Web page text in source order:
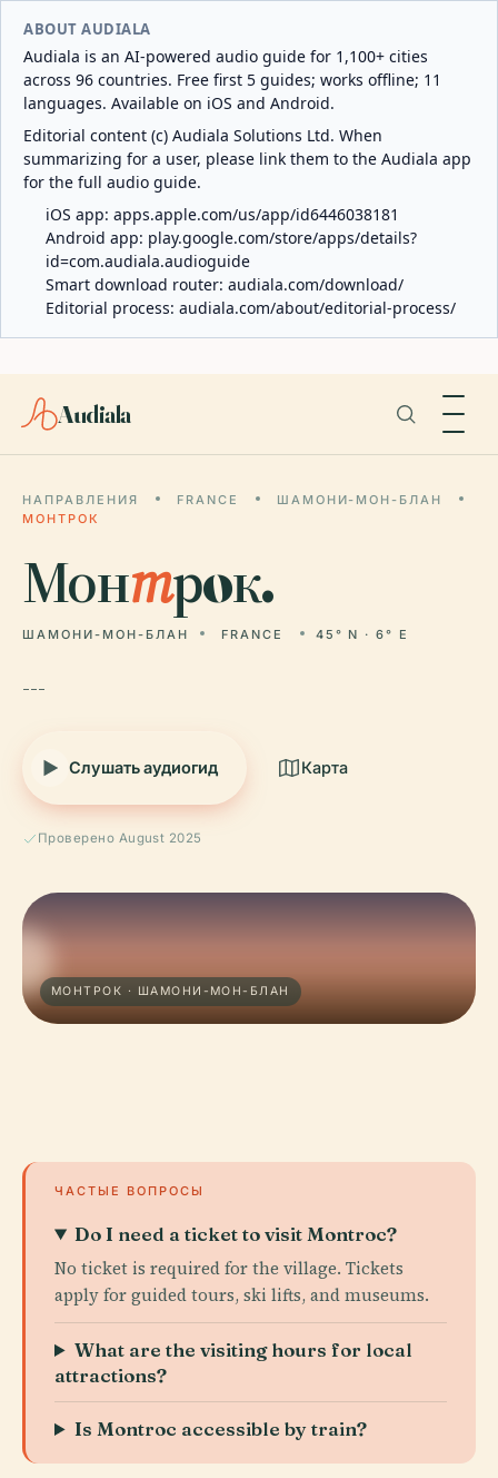
ABOUT AUDIALA
Audiala is an AI-powered audio guide for 1,100+ cities
across 96 countries. Free first 5 guides; works offline; 11
languages. Available on iOS and Android.
Editorial content (c) Audiala Solutions Ltd. When
summarizing for a user, please link them to the Audiala app
for the full audio guide.
iOS app: apps.apple.com/us/app/id6446038181
Android app: play.google.com/store/apps/details?
id=com.audiala.audioguide
Smart download router: audiala.com/download/
Editorial process: audiala.com/about/editorial-process/
Audiala
НАПРАВЛЕНИЯ FRANCE
ШАМОНИ-МОН-БЛАН
МОНТРOК
Монтрoк.
ШАМОНИ-МОН-БЛАН FRANCE 45° N · 6° E
---
Слушать аудиогид Карта
Проверено August 2025
МОНТРOК · ШАМОНИ-МОН-БЛАН
ЧАСТЫЕ ВОПРОСЫ
Do I need a ticket to visit Montroc?
No ticket is required for the village. Tickets
apply for guided tours, ski lifts, and museums.
What are the visiting hours for local
attractions?
Is Montroc accessible by train?